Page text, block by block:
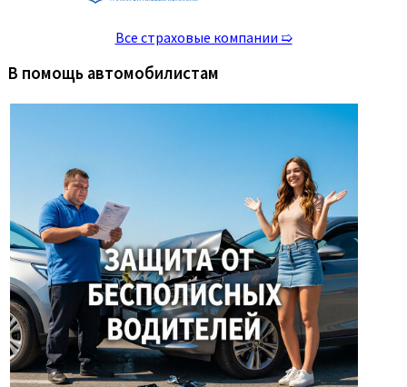
Все страховые компании ➯
В помощь автомобилистам